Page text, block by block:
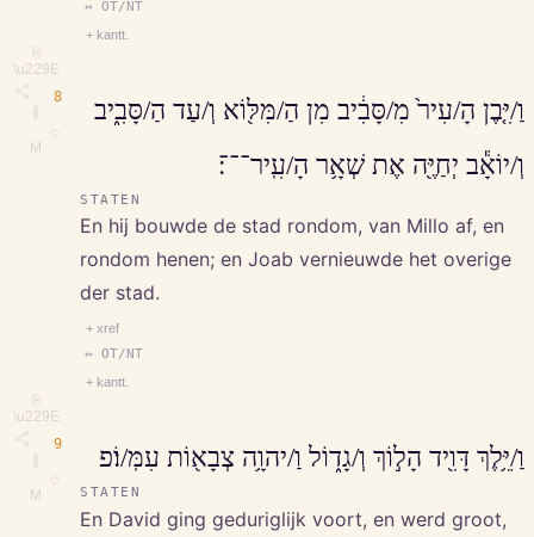
⎘
\u229E
M
↔ OT/NT
+ kantt.
8
⎘
\u229E
M
וַ/יִּ֤בֶן הָ/עִיר֙ מִ/סָּבִ֔יב מִן הַ/מִּלּ֖וֹא וְ/עַד הַ/סָּבִ֑יב
וְ/יוֹאָ֕ב יְחַיֶּ֖ה אֶת שְׁאָ֥ר הָ/עִֽיר־־־׃
STATEN
En hij bouwde de stad rondom, van Millo af, en
rondom henen; en Joab vernieuwde het overige
der stad.
+ xref
↔ OT/NT
+ kantt.
9 וַ/יֵּ֥לֶךְ דָּוִ֖יד הָל֣וֹךְ וְ/גָד֑וֹל וַ/יהוָ֥ה צְבָא֖וֹת עִמּֽ/וֹ׃פ
STATEN
En David ging geduriglijk voort, en werd groot,